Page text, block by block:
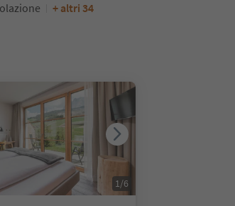
+ altri 34
1/6